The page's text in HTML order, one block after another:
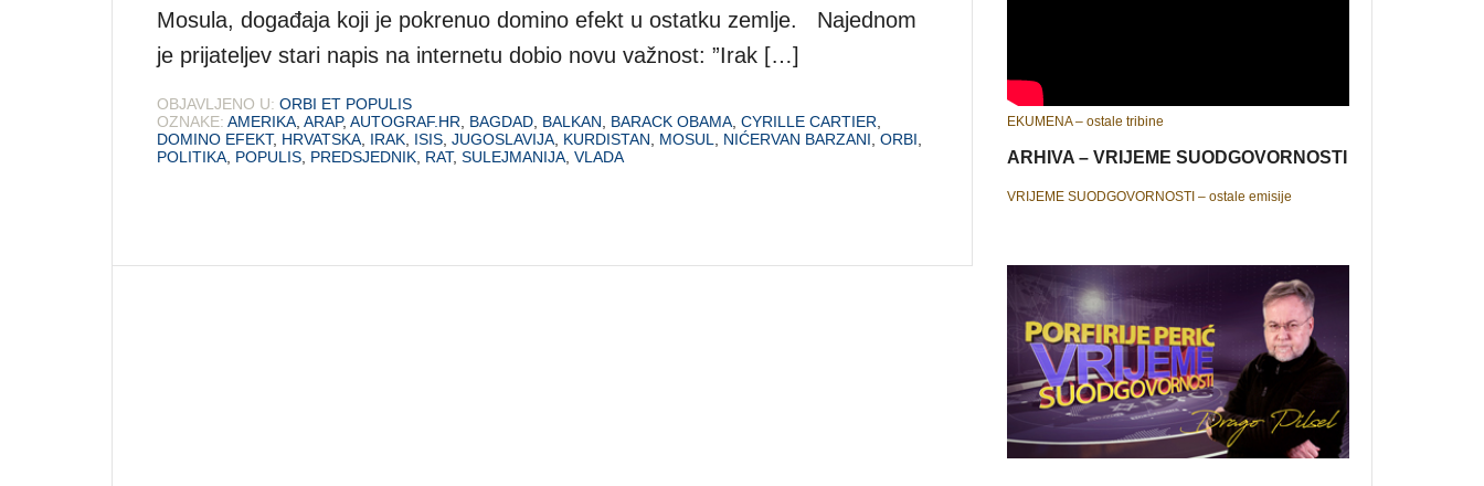
Mosula, događaja koji je pokrenuo domino efekt u ostatku zemlje. Najednom
je prijateljev stari napis na internetu dobio novu važnost: ”Irak […]
OBJAVLJENO U: ORBI ET POPULIS
OZNAKE: AMERIKA ARAP, AUTOGRAF.HR BAGDAD BALKAN BARACK OBAMA CYRILLE CARTIER
DOMINO EFEKT, HRVATSKA IRAK ISIS JUGOSLAVIJA KURDISTAN MOSUL NIĆERVAN BARZANI ORBI
POLITIKA POPULIS PREDSJEDNIK RAT, SULEJMANIJA VLADA
EKUMENA – ostale tribine
ARHIVA – VRIJEME SUODGOVORNOSTI
VRIJEME SUODGOVORNOSTI – ostale emisije